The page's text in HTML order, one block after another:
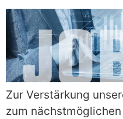
Zur Verstärkung
zum